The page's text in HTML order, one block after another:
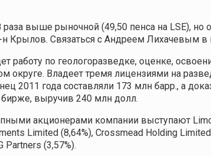
выше рыночной (49,50 пенса на LSE),
Крылов. Связаться с Андреем Лихачевым в
работу по геологоразведке, оценке,
округе. Владеет тремя лицензиями на
2011 года составляли 173 млн барр., а
выручив 240 млн долл.
акционерами компании выступают
Limited (8,64%), Crossmead Holding
Partners (3,57%).